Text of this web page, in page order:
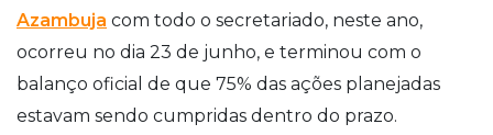
Azambuja com todo o secretariado, neste ano,
ocorreu no dia 23 de junho, e terminou com o
balanço oficial de que 75% das ações planejadas
estavam sendo cumpridas dentro do prazo.